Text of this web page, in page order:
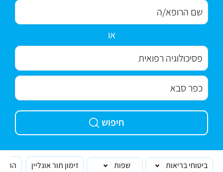
או
חיפוש
ביטוחי בריאות שפות זימון תור אונליין